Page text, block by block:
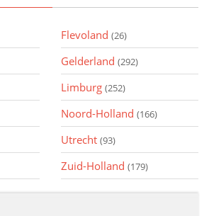
Flevoland (26)
Gelderland (292)
Limburg (252)
Noord-Holland (166)
Utrecht (93)
Zuid-Holland (179)